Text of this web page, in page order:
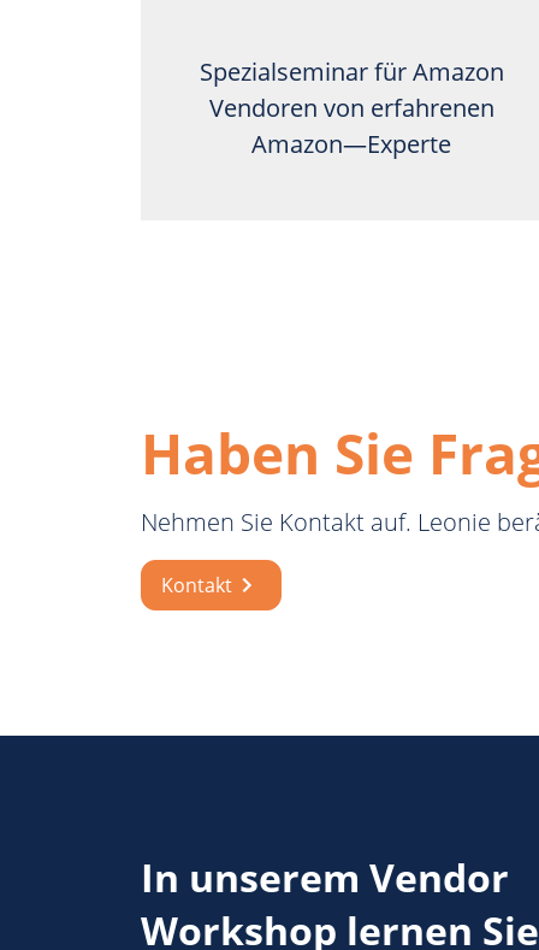
Spezialseminar für Amazon
Vendoren von erfahrenen
Amazon—Experte
Haben Sie
Nehmen Sie Kontakt auf. Leonie
Kontakt
In unserem Vendor
Workshop lernen Sie